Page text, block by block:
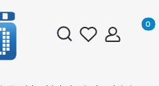
Otwórz